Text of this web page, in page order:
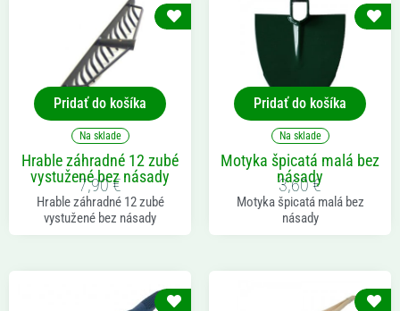
Pridať do košíka
Na sklade
Hrable záhradné 12 zubé
vystužené bez násady
7,90€
Hrable záhradné 12 zubé
vystužené bez násady
Pridať do košíka
Na sklade
Motyka špicatá malá bez
násady
3,60€
Motyka špicatá malá bez
násady